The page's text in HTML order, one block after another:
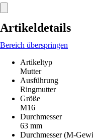
Artikeldetails
Bereich überspringen
Artikeltyp
Mutter
Ausführung
Ringmutter
Größe
M16
Durchmesser
63 mm
Durchmesser (M-